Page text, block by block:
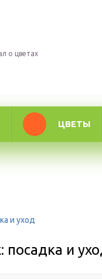
о цветах
ЦВЕТЫ
и уход
посадка и